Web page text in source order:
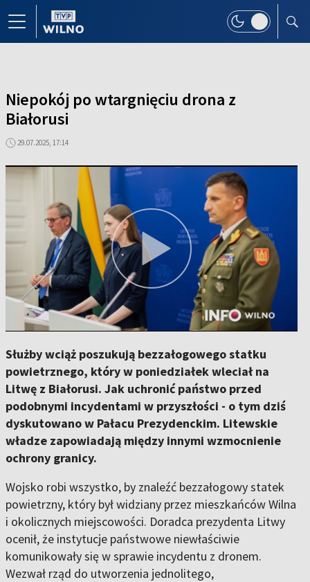
Niepokój po wtargnięciu drona z
Białorusi
29.07.2025, 17:14
Służby wciąż poszukują bezzałogowego statku
powietrznego, który w poniedziałek wleciał na
Litwę z Białorusi. Jak uchronić państwo przed
podobnymi incydentami w przyszłości - o tym dziś
dyskutowano w Pałacu Prezydenckim. Litewskie
władze zapowiadają między innymi wzmocnienie
ochrony granicy.
Wojsko robi wszystko, by znaleźć bezzałogowy statek
powietrzny, który był widziany przez mieszkańców Wilna
i okolicznych miejscowości. Doradca prezydenta Litwy
ocenił, że instytucje państwowe niewłaściwie
komunikowały się w sprawie incydentu z dronem.
Wezwał rząd do utworzenia jednolitego,